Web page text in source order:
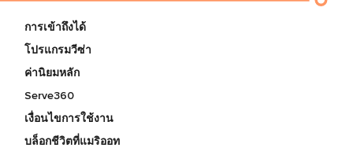
การเข้าถึงได้
โปรแกรมวีซ่า
ค่านิยมหลัก
Serve360
เงื่อนไขการใช้งาน
บล็อกชีวิตที่แมริออท